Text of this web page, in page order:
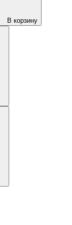
В корзину